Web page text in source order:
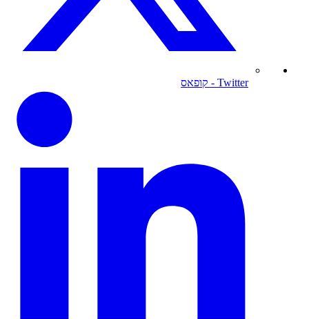
Twitter - קופאס